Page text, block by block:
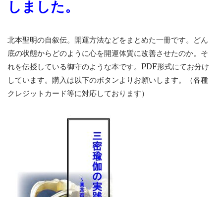
しました。
北本聖明の自叙伝。開運方法などをまとめた一冊です。どん
底の状態からどのように心を開運体質に改善させたのか。そ
れを伝授している御守のような本です。PDF形式にてお分け
しています。購入は以下のボタンよりお願いします。（各種
クレジットカード等に対応しております）